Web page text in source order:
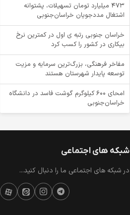
۴۷۳ میلیارد تومان تسهیلات، پشتوانه
اشتغال مددجویان خراسان‌جنوبی
خراسان جنوبی رتبه ی اول در کمترین نرخ
بیکاری در کشور را کسب کرد
مفاخر فرهنگی، بزرگ‌ترین سرمایه و مزیت
توسعه پایدار شهرستان هستند
امحای ۶۰۰ کیلوگرم گوشت فاسد در دانشگاه
خراسان‌جنوبی
شبکه های اجتماعی
در شبکه های اجتماعی ما را دنبال کنید...